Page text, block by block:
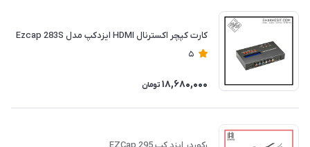
کارت کپچر اکسترنال HDMI ایزدکپ مدل Ezcap 283S
5
18,680,000 تومان